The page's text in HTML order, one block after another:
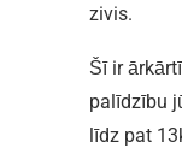
zivis.
Šī ir
palīdzību
līdz pat